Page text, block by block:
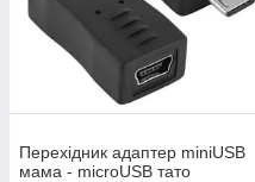
Перехідник адаптер miniUSB
мама - microUSB тато